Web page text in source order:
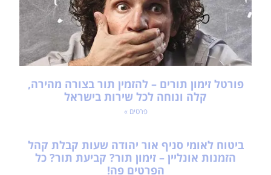
פורטל זימון תורים – להזמין תור בצורה מהירה,
קלה ונוחה לכל שירות בישראל
פרטים »
ביטוח לאומי סניף אור יהודה שעות קבלת קהל
הזמנות אונליין – זימון תור? קביעת תור? כל
הפרטים פה!